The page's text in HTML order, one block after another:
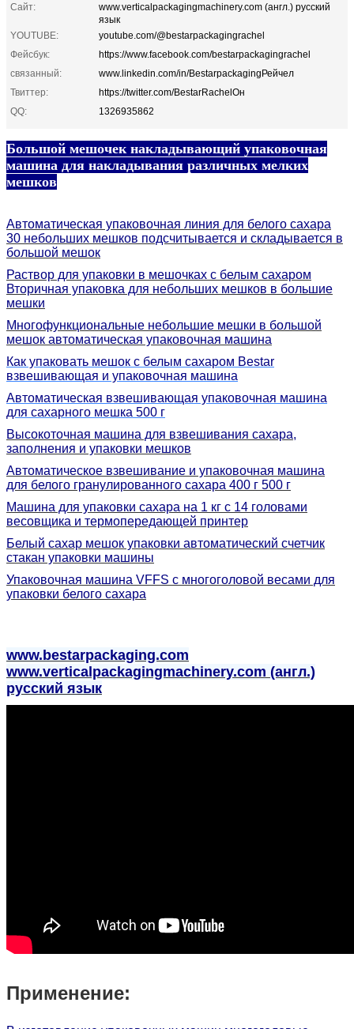
Сайт:
www.verticalpackagingmachinery.com (англ.) русский
язык
YOUTUBE:
youtube.com/@bestarpackagingrachel
Фейсбук:
https://www.facebook.com/bestarpackagingrachel
связанный:
www.linkedin.com/in/BestarpackagingРейчел
Твиттер:
https://twitter.com/BestarRachelОн
QQ:
1326935862
Большой мешочек накладывающий упаковочная
машина для накладывания различных мелких
мешков
Автоматическая упаковочная линия для белого сахара
30 небольших мешков подсчитывается и складывается в
большой мешок
Раствор для упаковки в мешочках с белым сахаром
Вторичная упаковка для небольших мешков в большие
мешки
Многофункциональные небольшие мешки в большой
мешок автоматическая упаковочная машина
Как упаковать мешок с белым сахаром Bestar
взвешивающая и упаковочная машина
Автоматическая взвешивающая упаковочная машина
для сахарного мешка 500 г
Высокоточная машина для взвешивания сахара,
заполнения и упаковки мешков
Автоматическое взвешивание и упаковочная машина
для белого гранулированного сахара 400 г 500 г
Машина для упаковки сахара на 1 кг с 14 головами
весовщика и термопередающей принтер
Белый сахар мешок упаковки автоматический счетчик
стакан упаковки машины
Упаковочная машина VFFS с многоголовой весами для
упаковки белого сахара
www.bestarpackaging.com
www.verticalpackagingmachinery.com (англ.)
русский язык
Применение: